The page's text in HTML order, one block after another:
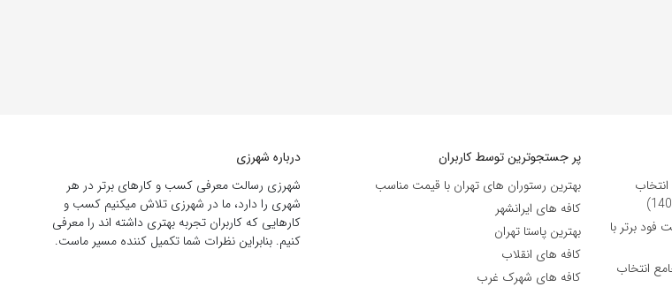
فود اصفهان (معرفی 9 فست فود برتر با
انتخاب
پر جستجوترین توسط کاربران
بهترین رستوران های تهران با قیمت مناسب
کافه های ایرانشهر
بهترین پاستا تهران
کافه های انقلاب
کافه های شهرک غرب
درباره شهرزی
شهرزی رسالت معرفی کسب و کارهای برتر در هر
شهری را دارد، ما در شهرزی تلاش میکنیم کسب و
کارهایی که کاربران تجربه بهتری داشته اند را معرفی
کنیم. بنابراین نظرات شما تکمیل کننده مسیر ماست.